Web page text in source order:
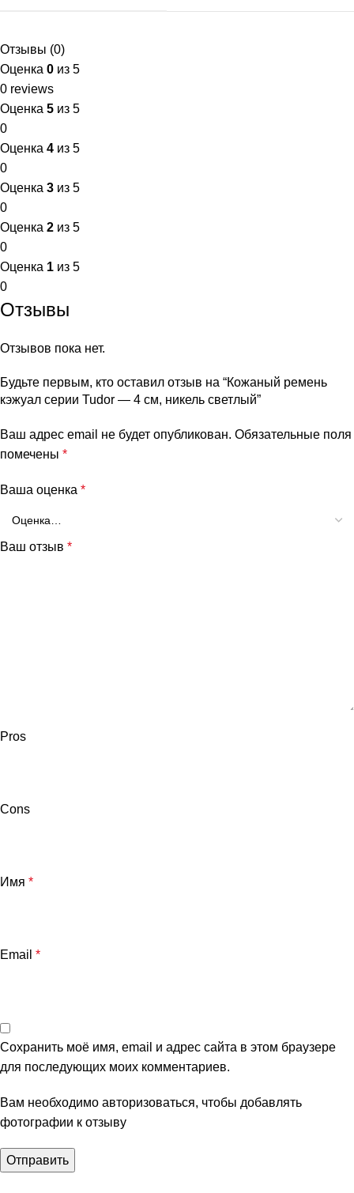
Отзывы (0)
Оценка 0 из 5
0 reviews
Оценка 5 из 5
0
Оценка 4 из 5
0
Оценка 3 из 5
0
Оценка 2 из 5
0
Оценка 1 из 5
0
Отзывы
Отзывов пока нет.
Будьте первым, кто оставил отзыв на “Кожаный ремень
кэжуал серии Tudor — 4 см, никель светлый”
Ваш адрес email не будет опубликован. Обязательные поля
помечены *
Ваша оценка *
Ваш отзыв *
Pros
Cons
Имя *
Email *
Сохранить моё имя, email и адрес сайта в этом браузере
для последующих моих комментариев.
Вам необходимо авторизоваться, чтобы добавлять
фотографии к отзыву